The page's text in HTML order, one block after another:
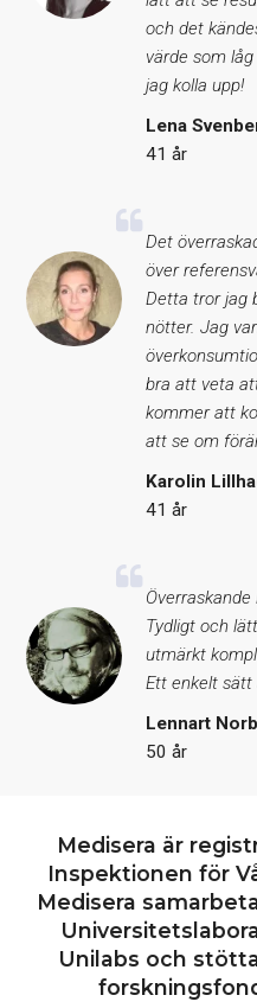
och det
värde som
jag kolla upp!
Lena
41 år
Det
över
Detta tror jag
nötter. Jag
bra att veta
kommer att
att se om
Karolin
41 år
Tydligt och
utmärkt
Ett enkelt sätt
Lennart
50 år
Medisera är
Inspektionen för
Medisera
Unilabs och